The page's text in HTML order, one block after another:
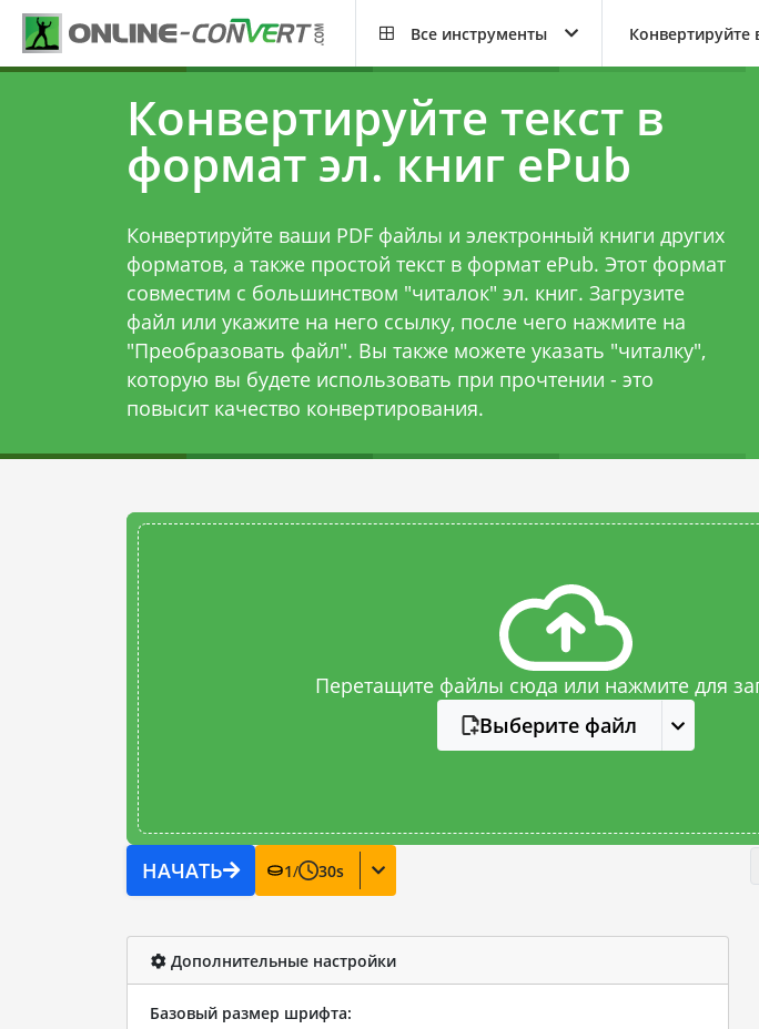
Все инструменты Конвертируйте
Конвертируйте текст в
формат эл. книг ePub
Конвертируйте ваши PDF файлы и электронный книги других
форматов, а также простой текст в формат ePub. Этот формат
совместим с большинством "читалок" эл. книг. Загрузите
файл или укажите на него ссылку, после чего нажмите на
"Преобразовать файл". Вы также можете указать "читалку",
которую вы будете использовать при прочтении - это
повысит качество конвертирования.
Перетащите файлы сюда или нажмите для
Выберите файл
НАЧАТЬ 1/ 30s
Дополнительные настройки
Базовый размер шрифта: